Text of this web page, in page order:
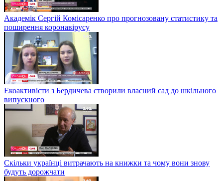
Академік Сергій Комісаренко про прогнозовану статистику та
поширення коронавірусу
Екоактивісти з Бердичева створили власний сад до шкільного
випускного
Скільки українці витрачають на книжки та чому вони знову
будуть дорожчати